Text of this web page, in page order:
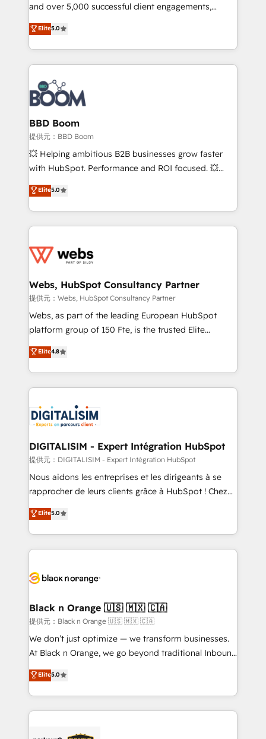
opportunités d'affaires ➤ La mise en place de
stratégies d'acquisition marketing (SEO, SEA,
inbound, automatisation marketing, ABM, IA,
emailing) Informations clés : - 10 ans d'expérience -
100+ intégrations CRM HubSpot réussies - 40
experts conseil - 150 certifications HubSpot
cumulées
and over 5,000 successful client engagements,
Vonazon turns marketing complexity into
measurable, scalable growth. From onboarding to
enterprise-grade campaigns, our in-house team
builds scalable strategies that drive long-term
revenue. ⚙️ HubSpot Integration & Optimization •
Seamless CRM, CMS, and automation setup •
Complex platform migrations and data cleanups •
Custom APIs and third-party integrations 📈 End-to-
End Revenue Acceleration • Lifecycle marketing and
pipeline growth programs • Sales enablement tools
and CRM optimization • Retention strategies with
Execution • 750+ onboardings and 2,000+
implementations • Deep expertise across marketing,
Elite5.0
BBD Boom
提供元：BBD Boom
💥 Helping ambitious B2B businesses grow faster
with HubSpot. Performance and ROI focused. 💥
BBD Boom is the HubSpot partner that can help you
to HubSpot Better. We work with your teams to
solve all your HubSpot challenges and improve user
adoption, sales process and marketing results.
the first time 🔧 Designing and optimising your
and build using HubSpot 🔌 Integrating HubSpot
with other systems 🎓 Training your teams to be
HubSpot pros 📊 Lead generation services using
HubSpot Why us? - SIX HubSpot Accreditations -
CRM, Solutions Architecture, Onboarding , Data
Migration, Custom Integration & Platform
team of 25+ experts Contact us today to help you
get more from your investment in HubSpot.
Elite5.0
Webs, HubSpot Consultancy Partner
提供元：Webs, HubSpot Consultancy Partner
Webs, as part of the leading European HubSpot
platform group of 150 Fte, is the trusted Elite
HubSpot CRM Partner offering you a roadmap on
maximizing EBITDA and achieving Commercial
Excellence. With our targeted processes, we
strengthen your digital transformation and minimize
Implementation partner, we provide expertise to
drive your business forward. Since 2015 we are fully
dedicated to HubSpot and with an experienced
team (50+), we work with reputable companies in
B2B sectors such as manufacturing, SaaS and
business services. We prepare a customized
impact of your digital transformation, including a
detailed financial rationale with a focus on ROI and
embark on a transformational journey that sets your
business up for long-term success. Unlock your
business. If not now, when?
Elite4.8
DIGITALISIM - Expert Intégration HubSpot
提供元：DIGITALISIM - Expert Intégration HubSpot
Nous aidons les entreprises et les dirigeants à se
rapprocher de leurs clients grâce à HubSpot ! Chez
DIGITALISIM, nous avons l'intime conviction que la
réussite des entreprises passe par l’innovation web,
le marketing digital, et la relation client ! C'est
pourquoi, nos experts sont à la fois capables de
référencement, votre stratégie digitale et le pilotage
projet HubSpot avec DIGITALISIM : 🧽 Nettoyage,
migration et intégration des bases de données. 🚀
Développement des interfaces avec vos logiciels
métiers ⚙️ Configuration de la plateforme HubSpot
Book Process & Guidelines utilisateurs 🎓
Formations des utilisateurs
Elite5.0
Black n Orange 🇺🇸 🇲🇽 🇨🇦
提供元：Black n Orange 🇺🇸 🇲🇽 🇨🇦
We don’t just optimize — we transform businesses.
At Black n Orange, we go beyond traditional Inbound
Marketing with our exclusive methodologies:
BOOMS and BOOST. Together, they form a powerful
combination that has driven success for over 800
businesses worldwide. As Elite HubSpot Partners, we
Elite5.0